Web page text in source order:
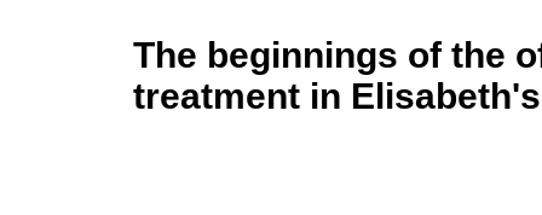
The beginnings of the
treatment in